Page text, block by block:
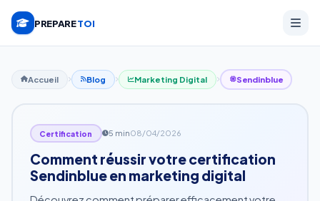
PREPARETOI
Accueil Blog Marketing Digital Sendinblue
Certification 5 min08/04/2026
Comment réussir votre certification
Sendinblue en marketing digital